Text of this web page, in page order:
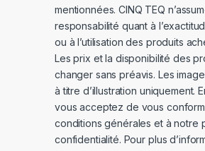
mentionnées. CINQ TEQ
responsabilité quant à
ou à l’utilisation des produits
Les prix et la disponibilité des
changer sans préavis. Les
à titre d’illustration uniquement.
vous acceptez de vous
conditions générales et à notre
confidentialité. Pour plus